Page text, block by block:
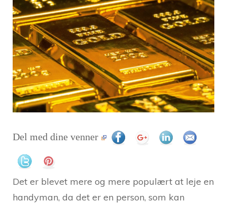
handyman
er
guld
værd
Del med dine venner
Det er blevet mere og mere populært at leje en
handyman, da det er en person, som kan